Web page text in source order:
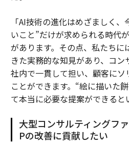
「AI技術の進化はめざましく
いこと”だけが求められる時代
があります。その点、私たちに
きた実務的な知見があり、コン
社内で一貫して担い、顧客に
ことができます。“絵に描いた
て本当に必要な提案ができると
大型コンサルティングフ
Pの改善に貢献したい